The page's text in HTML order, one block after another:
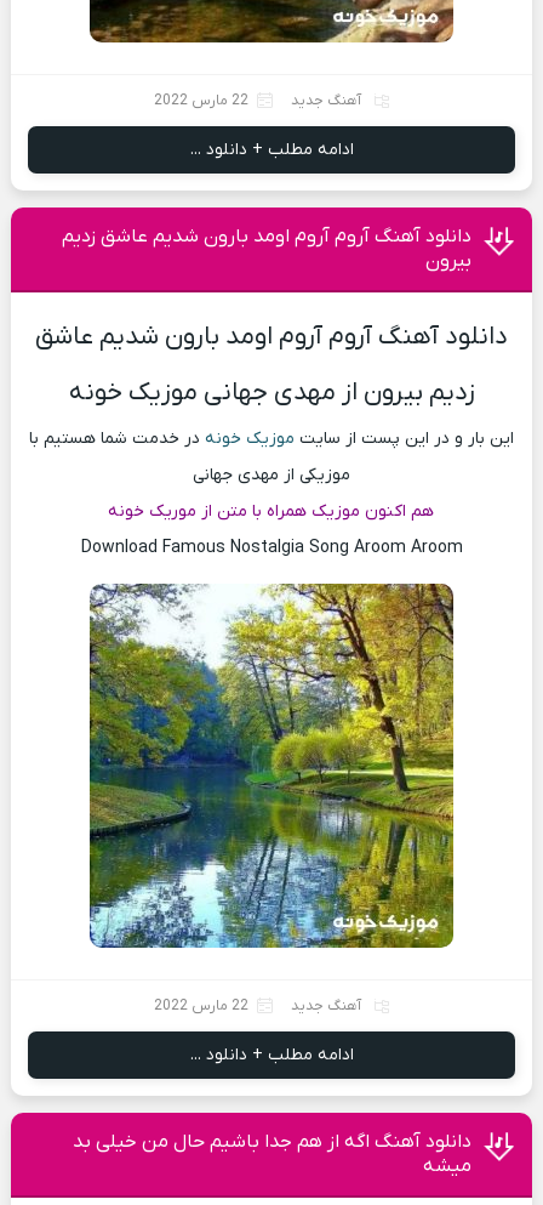
آهنگ جدید 22 مارس 2022
ادامه مطلب + دانلود ...
دانلود آهنگ آروم آروم اومد بارون شدیم عاشق زدیم
بیرون
دانلود آهنگ آروم آروم اومد بارون شدیم عاشق
زدیم بیرون از مهدی جهانی موزیک خونه
این بار و در این پست از سایت موزیک خونه در خدمت شما هستیم با
موزیکی از مهدی جهانی
هم اکنون موزیک همراه با متن از موریک خونه
Download Famous Nostalgia Song Aroom Aroom
آهنگ جدید 22 مارس 2022
ادامه مطلب + دانلود ...
دانلود آهنگ اگه از هم جدا باشیم حال من خیلی بد
میشه